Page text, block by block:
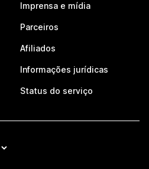
Imprensa e mídia
Parceiros
Afiliados
Informações jurídicas
Status do serviço